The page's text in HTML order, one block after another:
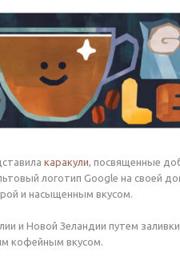
каракули, посвященные
логотип Google на своей
и насыщенным вкусом.
и Новой Зеландии путем
кофейным вкусом.